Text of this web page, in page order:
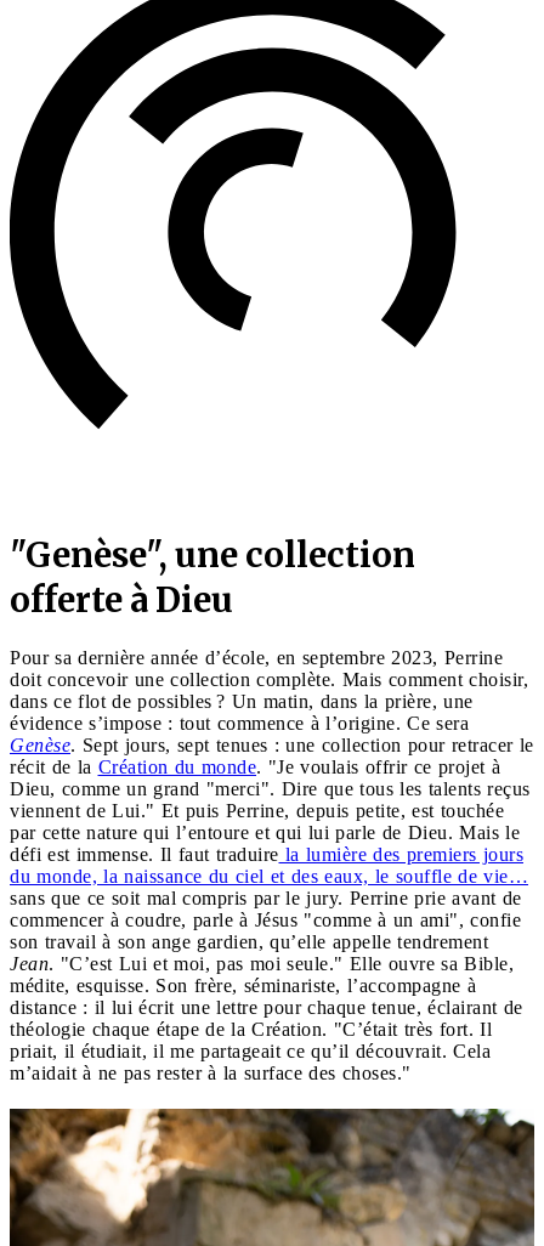
"Genèse", une collection
offerte à Dieu
Pour sa dernière année d’école, en septembre 2023, Perrine
doit concevoir une collection complète. Mais comment choisir,
dans ce flot de possibles ? Un matin, dans la prière, une
évidence s’impose : tout commence à l’origine. Ce sera
Genèse. Sept jours, sept tenues : une collection pour retracer le
récit de la Création du monde. "Je voulais offrir ce projet à
Dieu, comme un grand "merci". Dire que tous les talents reçus
viennent de Lui." Et puis Perrine, depuis petite, est touchée
par cette nature qui l’entoure et qui lui parle de Dieu. Mais le
défi est immense. Il faut traduire la lumière des premiers jours
du monde, la naissance du ciel et des eaux, le souffle de vie…
sans que ce soit mal compris par le jury. Perrine prie avant de
commencer à coudre, parle à Jésus "comme à un ami", confie
son travail à son ange gardien, qu’elle appelle tendrement
Jean. "C’est Lui et moi, pas moi seule." Elle ouvre sa Bible,
médite, esquisse. Son frère, séminariste, l’accompagne à
distance : il lui écrit une lettre pour chaque tenue, éclairant de
théologie chaque étape de la Création. "C’était très fort. Il
priait, il étudiait, il me partageait ce qu’il découvrait. Cela
m’aidait à ne pas rester à la surface des choses."